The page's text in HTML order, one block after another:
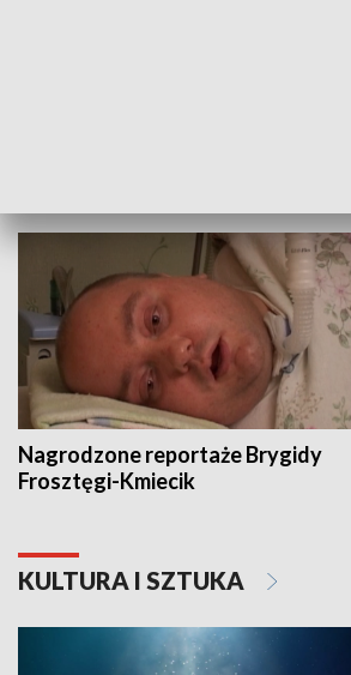
Nagrodzone reportaże Brygidy
Frosztęgi-Kmiecik
KULTURA I SZTUKA